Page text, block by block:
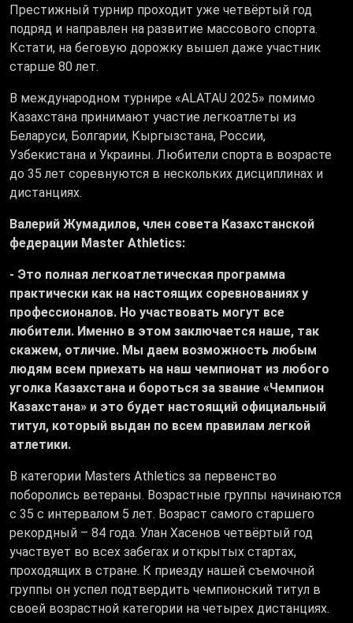
Престижный турнир проходит уже четвёртый год
подряд и направлен на развитие массового спорта.
Кстати, на беговую дорожку вышел даже участник
старше 80 лет.
В международном турнире «ALATAU 2025» помимо
Казахстана принимают участие легкоатлеты из
Беларуси, Болгарии, Кыргызстана, России,
Узбекистана и Украины. Любители спорта в возрасте
до 35 лет соревнуются в нескольких дисциплинах и
дистанциях.
Валерий Жумадилов, член совета Казахстанской
федерации Master Athletics:
- Это полная легкоатлетическая программа
практически как на настоящих соревнованиях у
профессионалов. Но участвовать могут все
любители. Именно в этом заключается наше, так
скажем, отличие. Мы даем возможность любым
людям всем приехать на наш чемпионат из любого
уголка Казахстана и бороться за звание «Чемпион
Казахстана» и это будет настоящий официальный
титул, который выдан по всем правилам легкой
атлетики.
В категории Masters Athletics за первенство
поборолись ветераны. Возрастные группы начинаются
с 35 с интервалом 5 лет. Возраст самого старшего
рекордный – 84 года. Улан Хасенов четвёртый год
участвует во всех забегах и открытых стартах,
проходящих в стране. К приезду нашей съемочной
группы он успел подтвердить чемпионский титул в
своей возрастной категории на четырех дистанциях.